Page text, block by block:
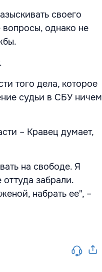
своего
вопросы, однако не
того дела, которое
судьи в СБУ ничем
– Кравец думает,
на свободе. Я
забрали.
набрать ее", –